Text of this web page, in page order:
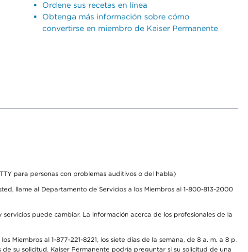
Ordene sus recetas en línea
Obtenga más información sobre cómo
convertirse en miembro de Kaiser Permanente
para personas con problemas auditivos o del habla)
llame al Departamento de Servicios a los Miembros al 1-800-813-2000
puede cambiar. La información acerca de los profesionales de la
Miembros al 1-877-221-8221, los siete días de la semana, de 8 a. m. a 8 p.
su solicitud. Kaiser Permanente podría preguntar si su solicitud de una